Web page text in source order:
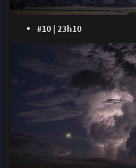
#10 | 23h10